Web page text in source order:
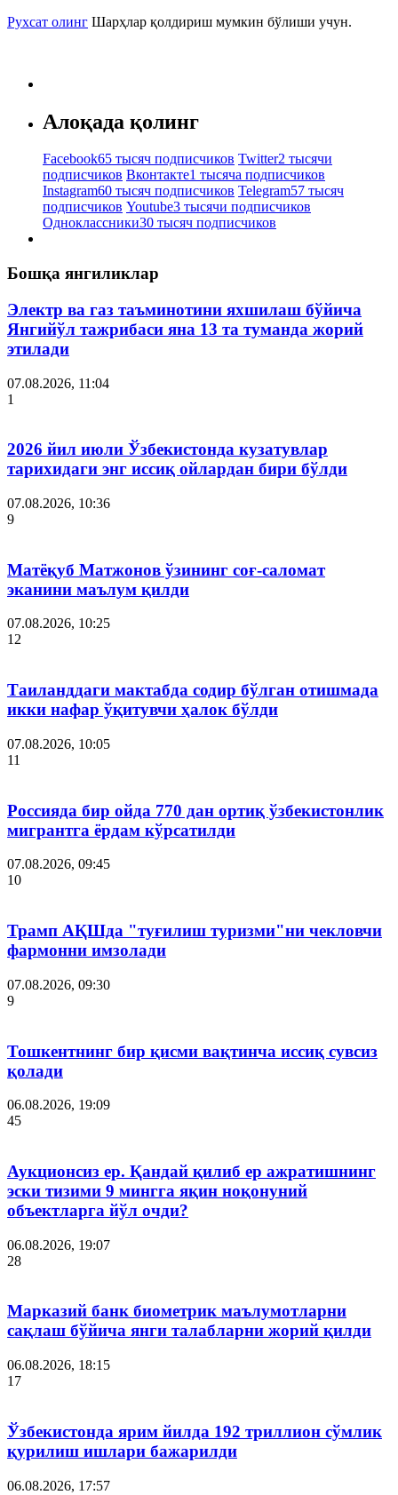
Рухсат олинг Шарҳлар қолдириш мумкин бўлиши учун.
Алоқада қолинг
Facebook65 тысяч подписчиков Twitter2 тысячи
подписчиков Вконтакте1 тысяча подписчиков
Instagram60 тысяч подписчиков Telegram57 тысяч
подписчиков Youtube3 тысячи подписчиков
Одноклассники30 тысяч подписчиков
Бошқа янгиликлар
Электр ва газ таъминотини яхшилаш бўйича
Янгийўл тажрибаси яна 13 та туманда жорий
этилади
07.08.2026, 11:04
1
2026 йил июли Ўзбекистонда кузатувлар
тарихидаги энг иссиқ ойлардан бири бўлди
07.08.2026, 10:36
9
Матёқуб Матжонов ўзининг соғ-саломат
эканини маълум қилди
07.08.2026, 10:25
12
Таиланддаги мактабда содир бўлган отишмада
икки нафар ўқитувчи ҳалок бўлди
07.08.2026, 10:05
11
Россияда бир ойда 770 дан ортиқ ўзбекистонлик
мигрантга ёрдам кўрсатилди
07.08.2026, 09:45
10
Трамп АҚШда "туғилиш туризми"ни чекловчи
фармонни имзолади
07.08.2026, 09:30
9
Тошкентнинг бир қисми вақтинча иссиқ сувсиз
қолади
06.08.2026, 19:09
45
Аукционсиз ер. Қандай қилиб ер ажратишнинг
эски тизими 9 мингга яқин ноқонуний
объектларга йўл очди?
06.08.2026, 19:07
28
Марказий банк биометрик маълумотларни
сақлаш бўйича янги талабларни жорий қилди
06.08.2026, 18:15
17
Ўзбекистонда ярим йилда 192 триллион сўмлик
қурилиш ишлари бажарилди
06.08.2026, 17:57